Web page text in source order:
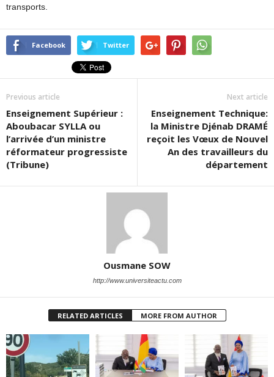
transports.
Facebook Twitter
Previous article
Enseignement Supérieur :
Aboubacar SYLLA ou
l’arrivée d’un ministre
réformateur progressiste
(Tribune)
Next article
Enseignement Technique:
la Ministre Djénab DRAMÉ
reçoit les Vœux de Nouvel
An des travailleurs du
département
Ousmane SOW
http://www.universiteactu.com
RELATED ARTICLES MORE FROM AUTHOR